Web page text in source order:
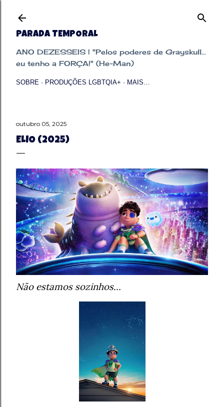
PARADA TEMPORAL
ANO DEZESSEIS | "Pelos poderes de Grayskull...
eu tenho a FORÇA!" (He-Man)
SOBRE PRODUÇÕES LGBTQIA+ MAIS…
outubro 05, 2025
ELIO (2025)
Não estamos sozinhos…